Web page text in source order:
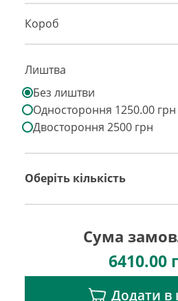
Короб
Лиштва
Без лиштви
Одностороння 1250.00 грн
Двостороння 2500 грн
Оберіть кількість
Сума
6410.00
Додати в